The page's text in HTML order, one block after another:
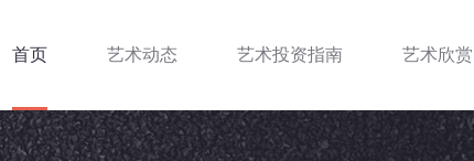
首页 艺术动态 艺术投资指南 艺术欣赏